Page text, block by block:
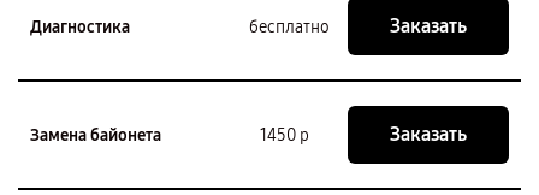
Диагностика бесплатно Заказать
Замена байонета 1450 р Заказать